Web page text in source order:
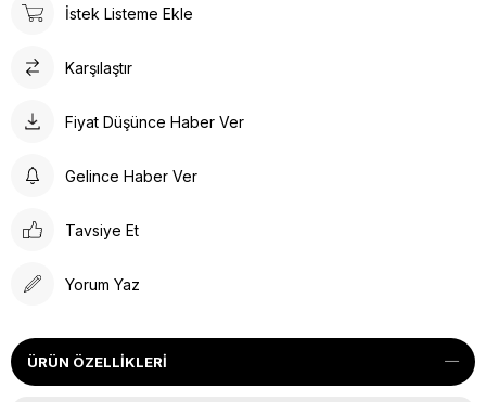
İstek Listeme Ekle
Karşılaştır
Fiyat Düşünce Haber Ver
Gelince Haber Ver
Tavsiye Et
Yorum Yaz
ÜRÜN ÖZELLIKLERI